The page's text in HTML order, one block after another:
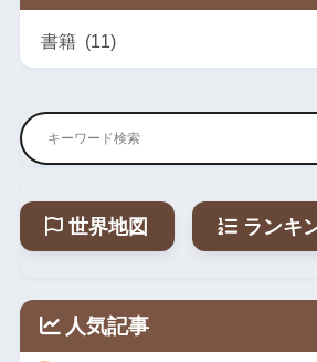
世界地図 ランキ
人気記事